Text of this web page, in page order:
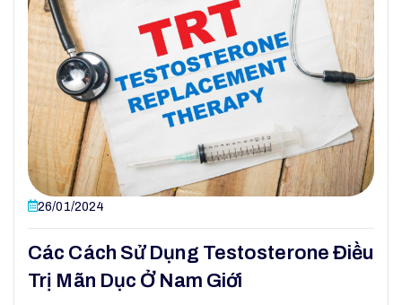
26/01/2024
Các Cách Sử Dụng Testosterone Điều
Trị Mãn Dục Ở Nam Giới